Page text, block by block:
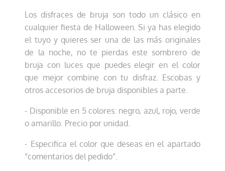
Los disfraces de bruja son todo un clásico en
cualquier fiesta de Halloween. Si ya has elegido
el tuyo y quieres ser una de las más originales
de la noche, no te pierdas este sombrero de
bruja con luces que puedes elegir en el color
que mejor combine con tu disfraz. Escobas y
otros accesorios de bruja disponibles a parte.
- Disponible en 5 colores: negro, azul, rojo, verde
o amarillo. Precio por unidad.
- Especifica el color que deseas en el apartado
“comentarios del pedido”.